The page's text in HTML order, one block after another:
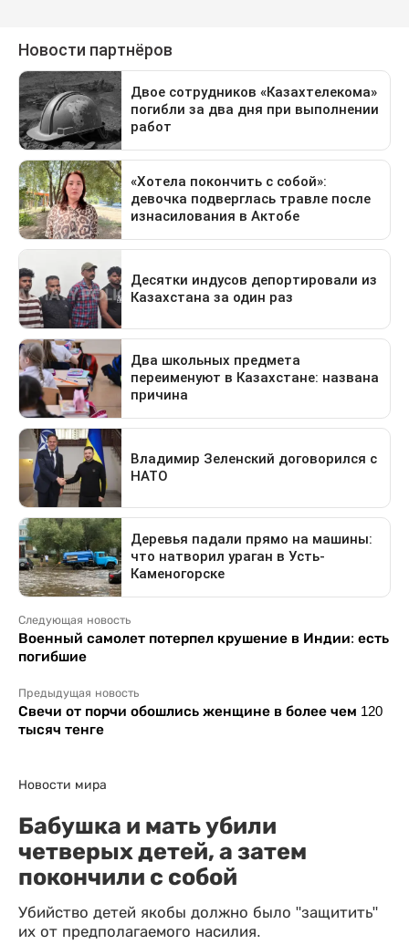
Следующая новость
Военный самолет потерпел крушение в Индии: есть
погибшие
Предыдущая новость
Свечи от порчи обошлись женщине в более чем 120
тысяч тенге
Новости мира
Бабушка и мать убили
четверых детей, а затем
покончили с собой
Убийство детей якобы должно было "защитить"
их от предполагаемого насилия.